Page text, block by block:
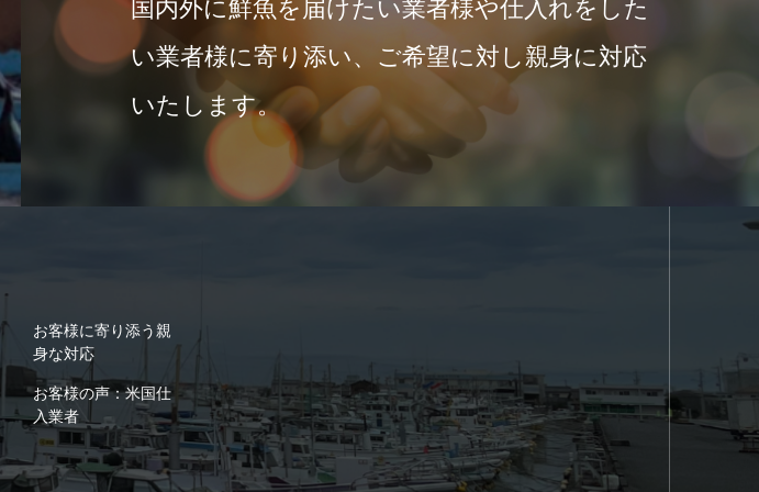
国内外に鮮魚を届けたい業者様や仕入れをした
い業者様に寄り添い、ご希望に対し親身に対応
いたします。
お客様に寄り添う親
身な対応
お客様の声：米国仕
入業者